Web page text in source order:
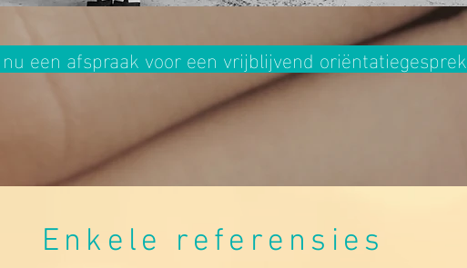
een afspraak voor een vrijblijvend oriëntatiegesprek
Enkele referensies